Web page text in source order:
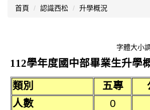
組織架構
師資結構
西松校歌
首頁 認識西松 升學概況
字體大小
112學年度國中部畢業生升學
類別 五專
人數
0